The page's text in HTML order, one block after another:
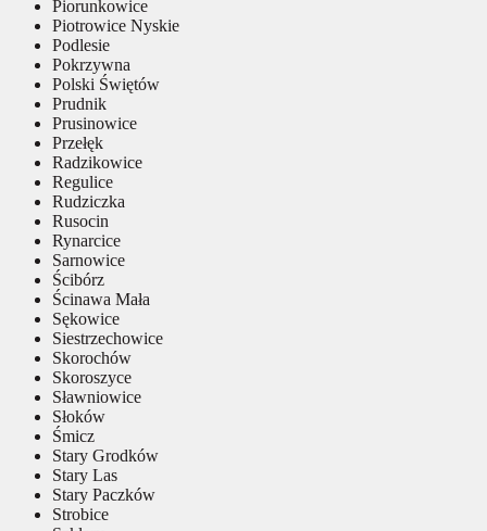
Piorunkowice
Piotrowice Nyskie
Podlesie
Pokrzywna
Polski Świętów
Prudnik
Prusinowice
Przełęk
Radzikowice
Regulice
Rudziczka
Rusocin
Rynarcice
Sarnowice
Ścibórz
Ścinawa Mała
Sękowice
Siestrzechowice
Skorochów
Skoroszyce
Sławniowice
Słoków
Śmicz
Stary Grodków
Stary Las
Stary Paczków
Strobice